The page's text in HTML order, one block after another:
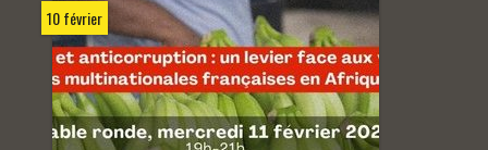
10 février